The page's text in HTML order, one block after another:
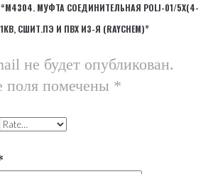
“М4304. МУФТА СОЕДИНИТЕЛЬНАЯ POLJ-01/5X(4-
СШИТ.ПЭ И ПВХ ИЗ-Я (RAYCHEM)”
не будет опубликован.
поля помечены *